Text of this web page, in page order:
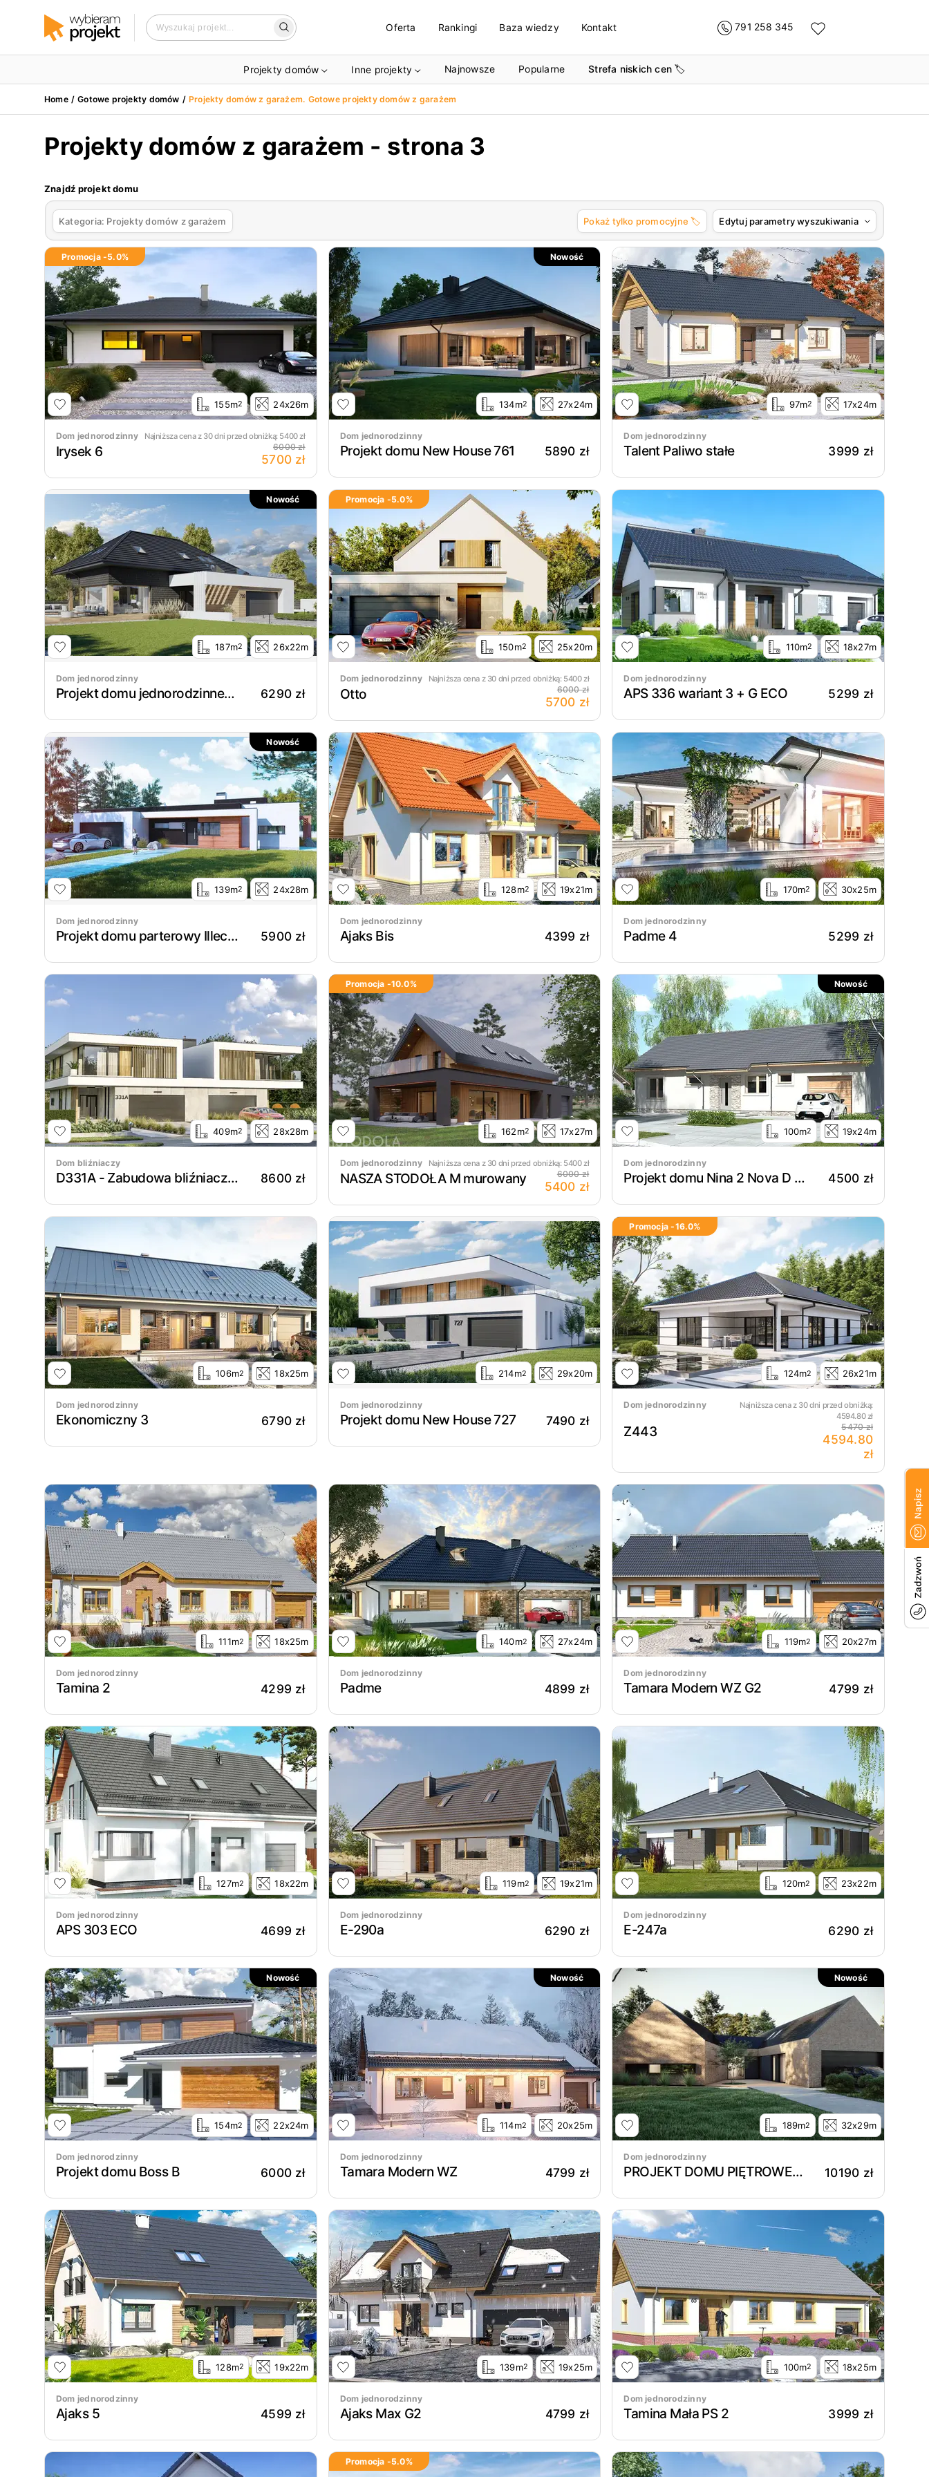
Oferta Rankingi Baza wiedzy Kontakt 791 258 345
Projekty domów Inne projekty Najnowsze Popularne Strefa niskich cen 🏷️
Home / Gotowe projekty domów / Projekty domów z garażem. Gotowe projekty domów z garażem
Projekty domów z garażem - strona 3
Znajdź projekt domu
Kategoria: Projekty domów z garażem Pokaż tylko promocyjne 🏷️ Edytuj parametry wyszukiwania
Promocja -5.0%
155m2 24x26m
Dom jednorodzinny Najniższa cena z 30 dni przed obniżką: 5400zł
Irysek 6 6000 zł
5700 zł
Nowość
134m2 27x24m
Dom jednorodzinny
Projekt domu New House 761 5890 zł
97m2 17x24m
Dom jednorodzinny
Talent Paliwo stałe 3999 zł
Nowość
187m2 26x22m
Dom jednorodzinny
Projekt domu jednorodzinnego New House 709 6290 zł
Promocja -5.0%
150m2 25x20m
Dom jednorodzinny Najniższa cena z 30 dni przed obniżką: 5400zł
Otto 6000 zł
5700 zł
110m2 18x27m
Dom jednorodzinny
APS 336 wariant 3 + G ECO 5299 zł
Nowość
139m2 24x28m
Dom jednorodzinny
Projekt domu parterowy Illecebrosus III G2 5900 zł
128m2 19x21m
Dom jednorodzinny
Ajaks Bis 4399 zł
170m2 30x25m
Dom jednorodzinny
Padme 4 5299 zł
409m2 28x28m
Dom bliźniaczy
D331A - Zabudowa bliźniacza WT2021 8600 zł
Promocja -10.0%
162m2 17x27m
Dom jednorodzinny Najniższa cena z 30 dni przed obniżką: 5400zł
NASZA STODOŁA M murowany 6000 zł
5400 zł
Nowość
100m2 19x24m
Dom jednorodzinny
Projekt domu Nina 2 Nova D 37 Plus strop monolityczny 4500 zł
106m2 18x25m
Dom jednorodzinny
Ekonomiczny 3 6790 zł
214m2 29x20m
Dom jednorodzinny
Projekt domu New House 727 7490 zł
Promocja -16.0%
124m2 26x21m
Dom jednorodzinny
Najniższa cena z 30 dni przed obniżką:
4594.80zł
Z443 5470 zł
4594.80
zł
111m2 18x25m
Dom jednorodzinny
Tamina 2 4299 zł
140m2 27x24m
Dom jednorodzinny
Padme 4899 zł
119m2 20x27m
Dom jednorodzinny
Tamara Modern WZ G2 4799 zł
127m2 18x22m
Dom jednorodzinny
APS 303 ECO 4699 zł
119m2 19x21m
Dom jednorodzinny
E-290a 6290 zł
120m2 23x22m
Dom jednorodzinny
E-247a 6290 zł
Nowość
154m2 22x24m
Dom jednorodzinny
Projekt domu Boss B 6000 zł
Nowość
114m2 20x25m
Dom jednorodzinny
Tamara Modern WZ 4799 zł
Nowość
189m2 32x29m
Dom jednorodzinny
PROJEKT DOMU PIĘTROWEGO A-57 (N-210) 10190 zł
128m2 19x22m
Dom jednorodzinny
Ajaks 5 4599 zł
139m2 19x25m
Dom jednorodzinny
Ajaks Max G2 4799 zł
100m2 18x25m
Dom jednorodzinny
Tamina Mała PS 2 3999 zł
Promocja -5.0%